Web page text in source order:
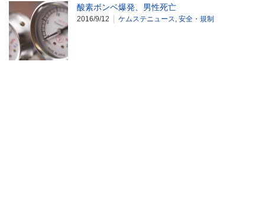
酸素ボンベ爆発、男性死亡
2016/9/12 ケムステニュース, 安全・規制